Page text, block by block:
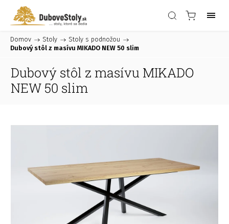
Domov / Stoly / Stoly s podnožou /
Dubový stôl z masívu MIKADO NEW 50 slim
Dubový stôl z masívu MIKADO
NEW 50 slim